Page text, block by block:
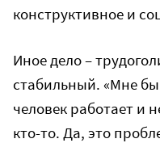
конструктивное и
Иное дело –
стабильный. «Мне бы
человек работает и
кто-то. Да, это